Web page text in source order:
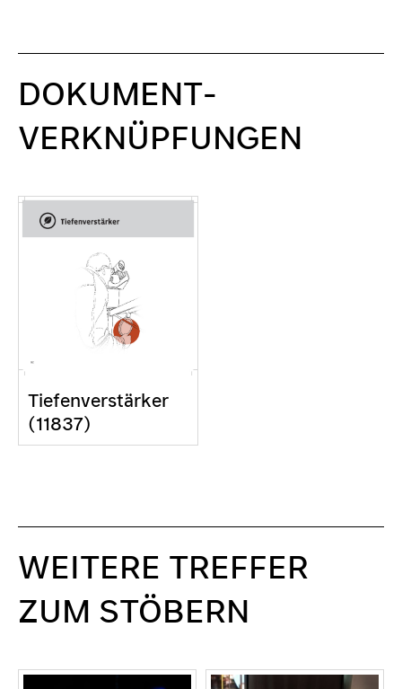
DOKUMENT-
VERKNÜPFUNGEN
Tiefenverstärker
(11837)
WEITERE TREFFER
ZUM STÖBERN